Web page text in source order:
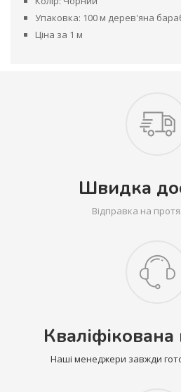
Упаковка: 100 м дерев'яна
Ціна за 1 м
Швидка
Відправка на
Наші менеджери завжди